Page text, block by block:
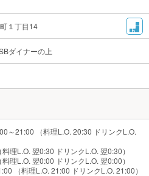
１丁目14
ダイナーの上
～21:00 （料理L.O. 20:30 ドリンクL.O.
理L.O. 翌0:30 ドリンクL.O. 翌0:30）
理L.O. 翌0:00 ドリンクL.O. 翌0:00）
（料理L.O. 21:00 ドリンクL.O. 21:00）